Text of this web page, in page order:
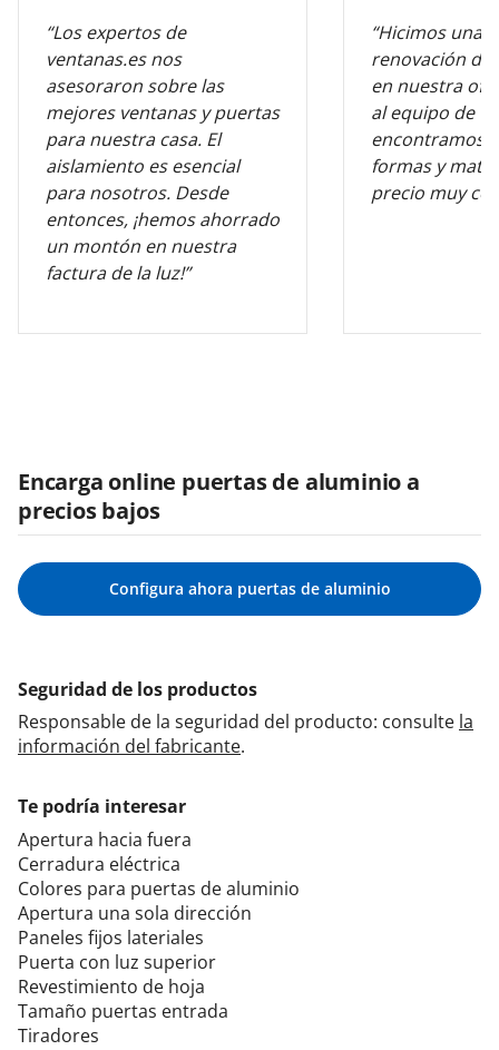
“Los expertos de
ventanas.es nos
asesoraron sobre las
mejores ventanas y puertas
para nuestra casa. El
aislamiento es esencial
para nosotros. Desde
entonces, ¡hemos ahorrado
un montón en nuestra
factura de la luz!”
“Hicimos una
renovación de
en nuestra
al equipo de
encontramos
formas y
precio muy
Encarga online puertas de aluminio a
precios bajos
Configura ahora puertas de aluminio
Seguridad de los productos
Responsable de la seguridad del producto: consulte la
información del fabricante.
Te podría interesar
Apertura hacia fuera
Cerradura eléctrica
Colores para puertas de aluminio
Apertura una sola dirección
Paneles fijos lateriales
Puerta con luz superior
Revestimiento de hoja
Tamaño puertas entrada
Tiradores